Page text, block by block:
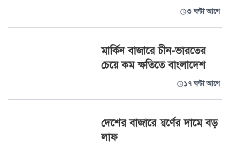
৩ ঘণ্টা আগে
মার্কিন বাজারে চীন-ভারতের
চেয়ে কম ক্ষতিতে বাংলাদেশ
১৭ ঘণ্টা আগে
দেশের বাজারে স্বর্ণের দামে বড়
লাফ